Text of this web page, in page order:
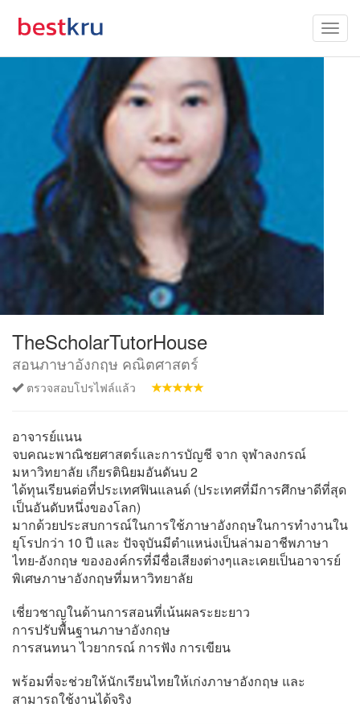
TheScholarTutorHouse
สอนภาษาอังกฤษ คณิตศาสตร์
ตรวจสอบโปรไฟล์แล้ว
อาจารย์แนน
จบคณะพาณิชยศาสตร์และการบัญชี จาก จุฬาลงกรณ์
มหาวิทยาลัย เกียรตินิยมอันดันบ 2
ได้ทุนเรียนต่อที่ประเทศฟินแลนด์ (ประเทศที่มีการศึกษาดีที่สุด
เป็นอันดับหนึ่งของโลก)
มากด้วยประสบการณ์ในการใช้ภาษาอังกฤษในการทำงานใน
ยุโรปกว่า 10 ปี และ ปัจจุบันมีตำแหน่งเป็นล่ามอาชีพภาษา
ไทย-อังกฤษ ขององค์กรที่มีชื่อเสียงต่างๆและเคยเป็นอาจารย์
พิเศษภาษาอังกฤษที่มหาวิทยาลัย
เชี่ยวชาญในด้านการสอนที่เน้นผลระยะยาว
การปรับพื้นฐานภาษาอังกฤษ
การสนทนา ไวยากรณ์ การฟัง การเขียน
พร้อมที่จะช่วยให้นักเรียนไทยให้เก่งภาษาอังกฤษ และ
สามารถใช้งานได้จริง